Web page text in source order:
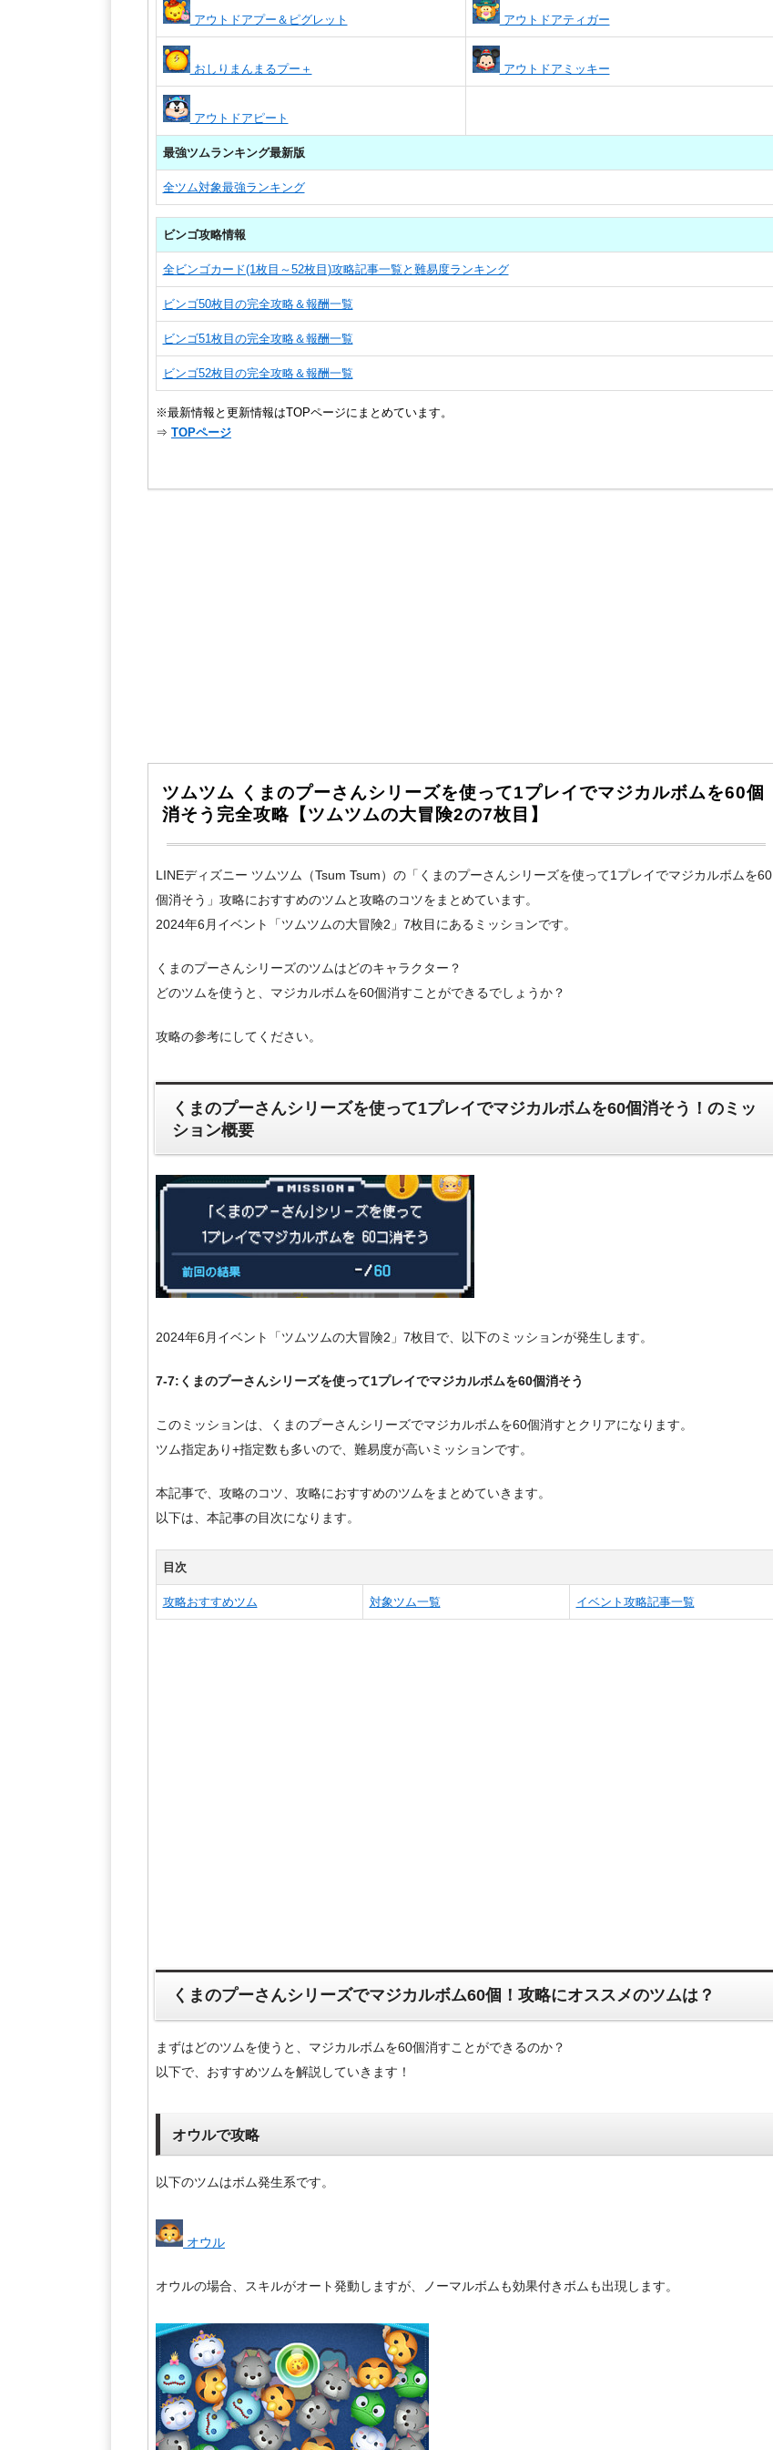
アウトドアプー＆ピグレット アウトドアティガー
おしりまんまるプー＋ アウトドアミッキー
アウトドアピート
最強ツムランキング最新版
全ツム対象最強ランキング
ビンゴ攻略情報
全ビンゴカード(1枚目～52枚目)攻略記事一覧と難易度ランキング
ビンゴ50枚目の完全攻略＆報酬一覧
ビンゴ51枚目の完全攻略＆報酬一覧
ビンゴ52枚目の完全攻略＆報酬一覧
※最新情報と更新情報はTOPページにまとめています。
⇒ TOPページ
ツムツム くまのプーさんシリーズを使って1プレイでマジカルボムを60個
消そう完全攻略【ツムツムの大冒険2の7枚目】
LINEディズニー ツムツム（Tsum Tsum）の「くまのプーさんシリーズを使って1プレイでマジカルボムを60
個消そう」攻略におすすめのツムと攻略のコツをまとめています。
2024年6月イベント「ツムツムの大冒険2」7枚目にあるミッションです。
くまのプーさんシリーズのツムはどのキャラクター？
どのツムを使うと、マジカルボムを60個消すことができるでしょうか？
攻略の参考にしてください。
くまのプーさんシリーズを使って1プレイでマジカルボムを60個消そう！のミッ
ション概要
2024年6月イベント「ツムツムの大冒険2」7枚目で、以下のミッションが発生します。
7-7:くまのプーさんシリーズを使って1プレイでマジカルボムを60個消そう
このミッションは、くまのプーさんシリーズでマジカルボムを60個消すとクリアになります。
ツム指定あり+指定数も多いので、難易度が高いミッションです。
本記事で、攻略のコツ、攻略におすすめのツムをまとめていきます。
以下は、本記事の目次になります。
目次
攻略おすすめツム 対象ツム一覧 イベント攻略記事一覧
くまのプーさんシリーズでマジカルボム60個！攻略にオススメのツムは？
まずはどのツムを使うと、マジカルボムを60個消すことができるのか？
以下で、おすすめツムを解説していきます！
オウルで攻略
以下のツムはボム発生系です。
オウル
オウルの場合、スキルがオート発動しますが、ノーマルボムも効果付きボムも出現します。